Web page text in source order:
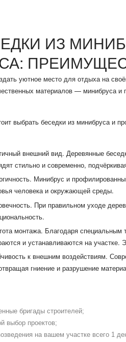
ИЗ
уютное место для отдыха на
материалов — минибруса и
выбрать беседки из минибруса и
внешний вид. Деревянные
стильно и современно,
Минибрус и
человека и окружающей среды.
При правильном уходе
монтажа. Благодаря специальным
и устанавливаются на участке.
к внешним воздействиям.
гниение и разрушение
бригады строителей;
выбор проектов;
на вашем участке всего 1